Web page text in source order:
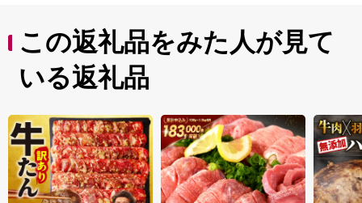
この返礼品をみた人が見て
いる返礼品